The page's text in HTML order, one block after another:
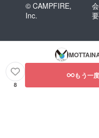
© CAMPFIRE,
Inc.
要
8
もう一